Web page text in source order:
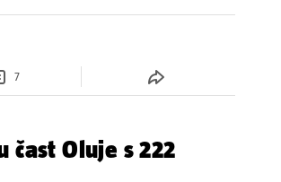
7
čast Oluje s 222